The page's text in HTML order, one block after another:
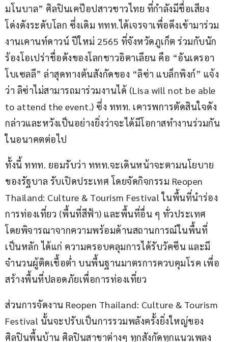
มโนบาล” ศิลปินเคป๊อปสาวชาวไทย ที่กำลังมีชื่อเสียง
โด่งดังระดับโลก ซึ่งเดิม ททท.ได้เจรจาเพื่อดึงเข้ามาร่วม
งานเคานท์ดาวน์ ปีใหม่ 2565 ที่จังหวัดภูเก็ต ร่วมกับนัก
ร้องโอเปร่าชื่อดังของโลกชาวอิตาเลียน คือ “อันเดรอา
โบเซลลี” ล่าสุดทางต้นสังกัดของ “ลิซ่า แบล็กพิงก์” แจ้ง
ว่า ลิซ่าไม่สามารถมาร่วมงานได้ (Lisa will not be able
to attend the event.) ซึ่ง ททท. เคารพการตัดสินใจดัง
กล่าวและหวังเป็นอย่างยิ่งว่าจะได้มีโอกาสทำงานร่วมกัน
ในอนาคตต่อไป
ทั้งนี้ ททท. ยอมรับว่า ททท.จะเดินหน้าจะตามนโยบาย
ของรัฐบาล รับเปิดประเทศ โดยจัดกิจกรรม Reopen
Thailand: Culture & Tourism Festival ในพื้นที่นำร่อง
การท่องเที่ยว (พื้นที่สีฟ้า) และพื้นที่อื่น ๆ ทั่วประเทศ
โดยพิจารณาจากความพร้อมด้านสถานการณ์ในพื้นที่
เป็นหลัก ได้แก่ ความครอบคลุมการได้รับวัคซีน และมี
จำนวนผู้ติดเชื้อต่ำ บนพื้นฐานมาตรการควบคุมโรค เพื่อ
สร้างพื้นที่ปลอดภัยเพื่อการท่องเที่ยว
ส่วนการจัดงาน Reopen Thailand: Culture & Tourism
Festival นั้นจะปรับเป็นการรวมพลังครั้งยิ่งใหญ่ของ
ศิลปินพื้นบ้าน ศิลปินสาขาต่างๆ ทุกสังกัดทุกแนวเพลง